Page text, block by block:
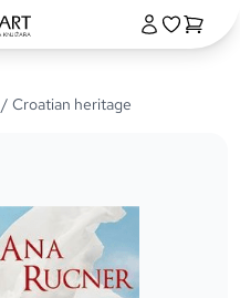
/ Croatian heritage